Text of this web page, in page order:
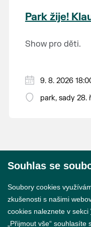
krajina na světě,
světového
Park žije!
Show pro děti.
9. 8. 2026
park, sady 28.
Souhlas se
Soubory cookies
zkušenosti s našimi
cookies naleznete v sekci
„Přijmout vše“